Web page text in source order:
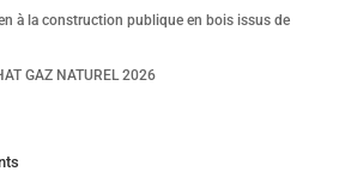
à la construction publique en bois issus de
GAZ NATUREL 2026